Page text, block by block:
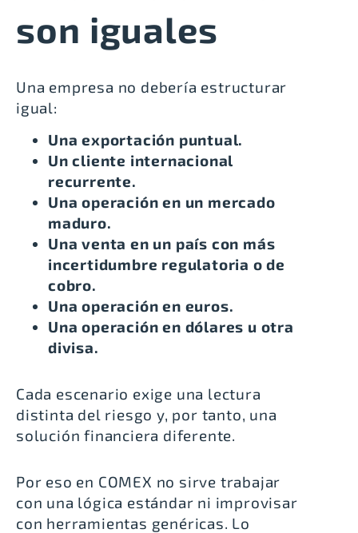
son iguales
Una empresa no debería estructurar
igual:
Una exportación puntual.
Un cliente internacional
recurrente.
Una operación en un mercado
maduro.
Una venta en un país con más
incertidumbre regulatoria o de
cobro.
Una operación en euros.
Una operación en dólares u otra
divisa.
Cada escenario exige una lectura
distinta del riesgo y, por tanto, una
solución financiera diferente.
Por eso en COMEX no sirve trabajar
con una lógica estándar ni improvisar
con herramientas genéricas. Lo